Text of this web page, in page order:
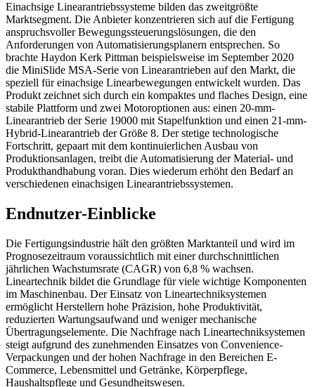
Einachsige Linearantriebssysteme bilden das zweitgrößte
Marktsegment. Die Anbieter konzentrieren sich auf die Fertigung
anspruchsvoller Bewegungssteuerungslösungen, die den
Anforderungen von Automatisierungsplanern entsprechen. So
brachte Haydon Kerk Pittman beispielsweise im September 2020
die MiniSlide MSA-Serie von Linearantrieben auf den Markt, die
speziell für einachsige Linearbewegungen entwickelt wurden. Das
Produkt zeichnet sich durch ein kompaktes und flaches Design, eine
stabile Plattform und zwei Motoroptionen aus: einen 20-mm-
Linearantrieb der Serie 19000 mit Stapelfunktion und einen 21-mm-
Hybrid-Linearantrieb der Größe 8. Der stetige technologische
Fortschritt, gepaart mit dem kontinuierlichen Ausbau von
Produktionsanlagen, treibt die Automatisierung der Material- und
Produkthandhabung voran. Dies wiederum erhöht den Bedarf an
verschiedenen einachsigen Linearantriebssystemen.
Endnutzer-Einblicke
Die Fertigungsindustrie hält den größten Marktanteil und wird im
Prognosezeitraum voraussichtlich mit einer durchschnittlichen
jährlichen Wachstumsrate (CAGR) von 6,8 % wachsen.
Lineartechnik bildet die Grundlage für viele wichtige Komponenten
im Maschinenbau. Der Einsatz von Lineartechniksystemen
ermöglicht Herstellern hohe Präzision, hohe Produktivität,
reduzierten Wartungsaufwand und weniger mechanische
Übertragungselemente. Die Nachfrage nach Lineartechniksystemen
steigt aufgrund des zunehmenden Einsatzes von Convenience-
Verpackungen und der hohen Nachfrage in den Bereichen E-
Commerce, Lebensmittel und Getränke, Körperpflege,
Haushaltspflege und Gesundheitswesen.